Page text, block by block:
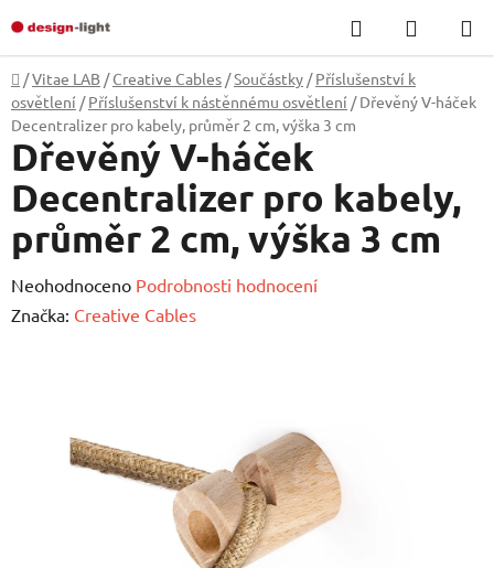
na
obsah
Hledat
KOŠÍK
Domů
/Vitae LAB / Creative Cables /Součástky / Příslušenství k
osvětlení / Příslušenství k nástěnnému osvětlení / Dřevěný V-háček
Decentralizer pro kabely, průměr 2 cm, výška 3 cm
Dřevěný V-háček
Decentralizer pro kabely,
průměr 2 cm, výška 3 cm
Průměrné
hodnocení
Neohodnoceno Podrobnosti hodnocení
Značka: Creative Cables